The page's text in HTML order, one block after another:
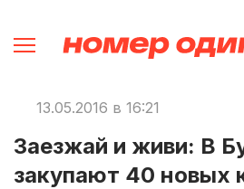
13.05.2016 в 16:21
Заезжай и живи: В
закупают 40 новых